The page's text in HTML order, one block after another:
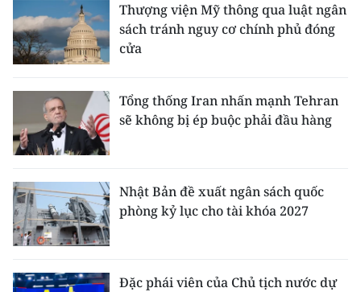
VỀ BÁO NHÂN DÂN
THỜI NAY
NHÂN DÂN CUỐI TUẦN
NHÂN DÂN HẰNG THÁNG
MUA BÁO
ĐỌC BÁO IN
ENGLISH
Thượng viện Mỹ thông qua luật ngân
sách tránh nguy cơ chính phủ đóng
cửa
Tổng thống Iran nhấn mạnh Tehran
sẽ không bị ép buộc phải đầu hàng
Nhật Bản đề xuất ngân sách quốc
phòng kỷ lục cho tài khóa 2027
Đặc phái viên của Chủ tịch nước dự